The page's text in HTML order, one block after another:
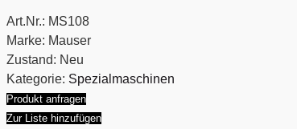
Art.Nr.: MS108
Marke: Mauser
Zustand: Neu
Kategorie: Spezialmaschinen
Produkt anfragen
Zur Liste hinzufügen